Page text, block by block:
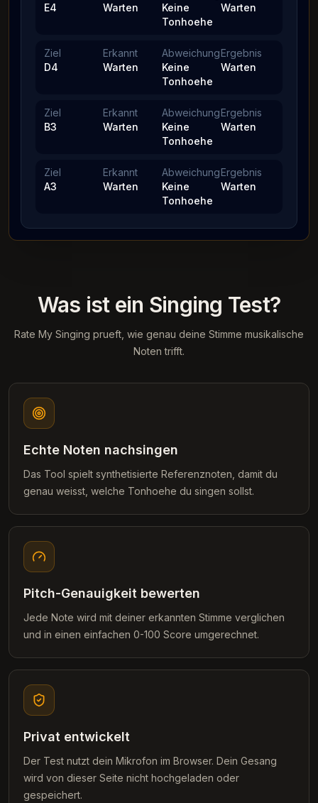
E4
Warten
Keine
Tonhoehe
Warten
Ziel
D4
Erkannt
Warten
Abweichung
Keine
Tonhoehe
Ergebnis
Warten
Ziel
B3
Erkannt
Warten
Abweichung
Keine
Tonhoehe
Ergebnis
Warten
Ziel
A3
Erkannt
Warten
Abweichung
Keine
Tonhoehe
Ergebnis
Warten
Was ist ein Singing Test?
Rate My Singing prueft, wie genau deine Stimme musikalische
Noten trifft.
Echte Noten nachsingen
Das Tool spielt synthetisierte Referenznoten, damit du
genau weisst, welche Tonhoehe du singen sollst.
Pitch-Genauigkeit bewerten
Jede Note wird mit deiner erkannten Stimme verglichen
und in einen einfachen 0-100 Score umgerechnet.
Privat entwickelt
Der Test nutzt dein Mikrofon im Browser. Dein Gesang
wird von dieser Seite nicht hochgeladen oder
gespeichert.